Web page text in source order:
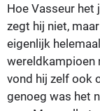
Hoe Vasseur
zegt hij niet,
eigenlijk
wereldkampioen
vond hij zelf ook
genoeg was het